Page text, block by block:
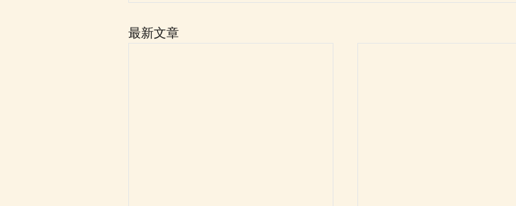
最新文章